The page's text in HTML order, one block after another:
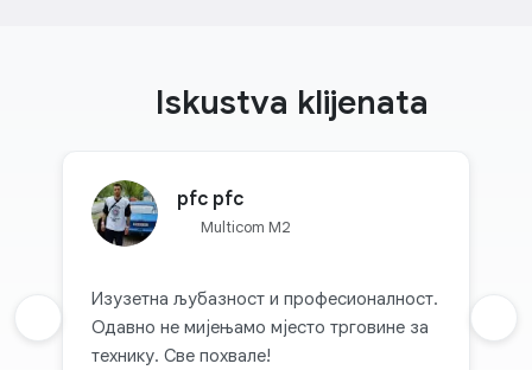
Iskustva klijenata
pfc pfc
Multicom M2
Изузетна љубазност и професионалност.
Одавно не мијењамо мјесто трговине за
технику. Све похвале!
Prethodna recenzija